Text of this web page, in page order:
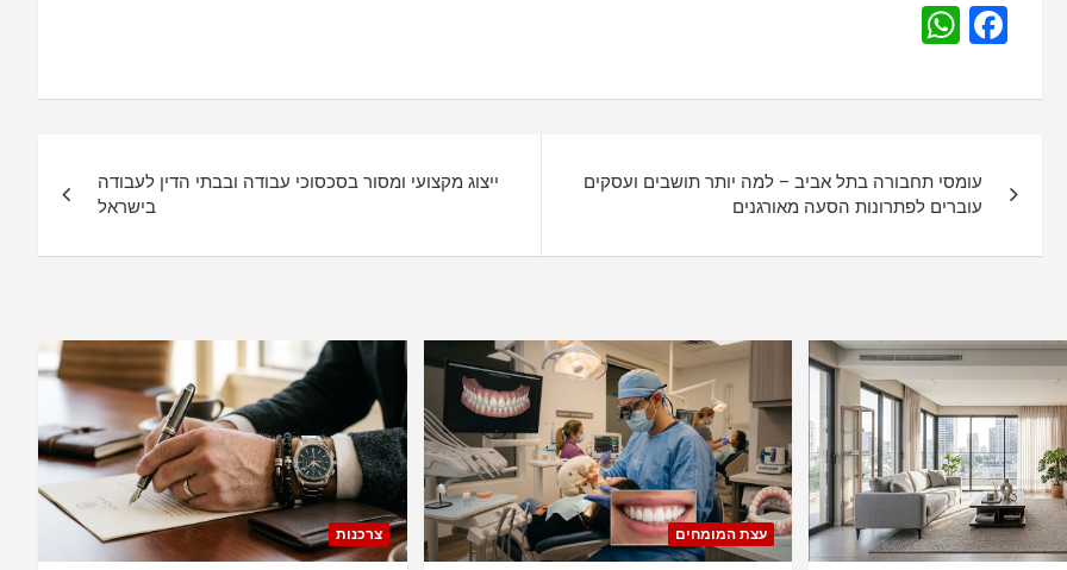
F
ce
o
o
k
W
at
A
p
p
ו
ט
עומסי תחבורה בתל אביב – למה יותר תושבים ועסקים
עוברים לפתרונות הסעה מאורגנים
ייצוג מקצועי ומסור בסכסוכי עבודה ובבתי הדין לעבודה
בישראל
עצת המומחים צרכנות